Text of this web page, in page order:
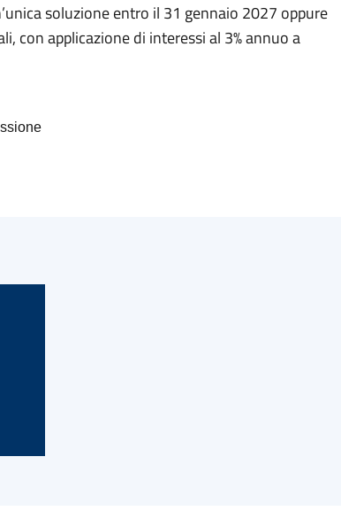
soluzione entro il 31 gennaio 2027 oppure
con applicazione di interessi al 3% annuo a